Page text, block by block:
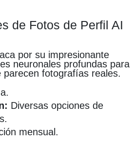
de Fotos de Perfil AI
por su impresionante
neuronales profundas para
parecen fotografías reales.
Diversas opciones de
mensual.